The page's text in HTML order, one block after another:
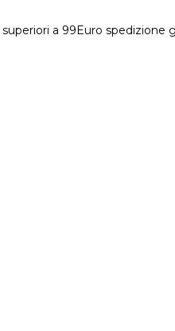
a 99Euro spedizione